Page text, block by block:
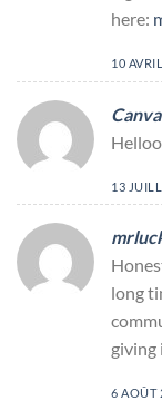
here:
10
Canva
13
long
giving
6 AOÛT